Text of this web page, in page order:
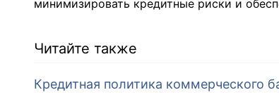
минимизировать кредитные риски и
Читайте также
Кредитная политика коммерческого